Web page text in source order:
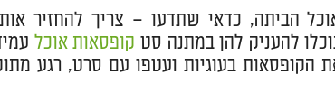
הביתה, כדאי שתדעו – צריך להחזיר
להעניק להן במתנה סט קופסאות אוכל
הקופסאות בעוגיות ועטפו עם סרט, רגע